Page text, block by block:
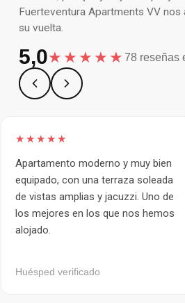
Fuerteventura Apartments VV nos
su vuelta.
5,0★★★★★ 78 reseñas
★★★★★
Apartamento moderno y muy bien
equipado, con una terraza soleada
de vistas amplias y jacuzzi. Uno de
los mejores en los que nos hemos
alojado.
Huésped verificado